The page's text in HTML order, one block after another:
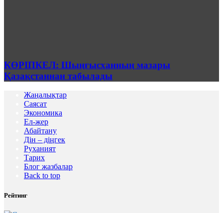
КӨРІПКЕЛ: Шыңғысханның мазары
Қазақстаннан табылады
Жаңалықтар
Саясат
Экономика
Ел-жер
Абайтану
Дін – діңгек
Руханият
Тарих
Блог жазбалар
Back to top
Рейтинг